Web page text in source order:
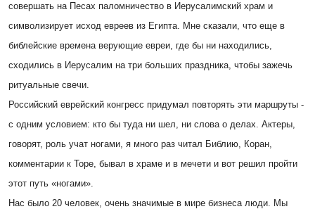
совершать на Песах паломничество в Иерусалимский храм и
символизирует исход евреев из Египта. Мне сказали, что еще в
библейские времена верующие евреи, где бы ни находились,
сходились в Иерусалим на три больших праздника, чтобы зажечь
ритуальные свечи.
Российский еврейский конгресс придумал повторять эти маршруты -
с одним условием: кто бы туда ни шел, ни слова о делах. Актеры,
говорят, роль учат ногами, я много раз читал Библию, Коран,
комментарии к Торе, бывал в храме и в мечети и вот решил пройти
этот путь «ногами».
Нас было 20 человек, очень значимые в мире бизнеса люди. Мы